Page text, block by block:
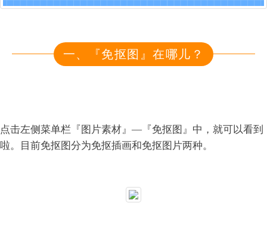
一、『免抠图』在哪儿？
点击左侧菜单栏『图片素材』—『免抠图』中，就可以看到
啦。目前免抠图分为免抠插画和免抠图片两种。